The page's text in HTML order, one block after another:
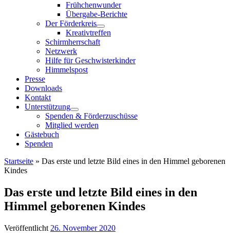
Frühchenwunder
Übergabe-Berichte
Der Förderkreis
Kreativtreffen
Schirmherrschaft
Netzwerk
Hilfe für Geschwisterkinder
Himmelspost
Presse
Downloads
Kontakt
Unterstützung
Spenden & Förderzuschüsse
Mitglied werden
Gästebuch
Spenden
Startseite » Das erste und letzte Bild eines in den Himmel geborenen
Kindes
Das erste und letzte Bild eines in den
Himmel geborenen Kindes
Veröffentlicht 26. November 2020